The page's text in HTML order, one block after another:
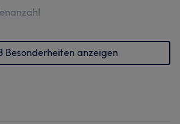
Besonderheiten anzeigen